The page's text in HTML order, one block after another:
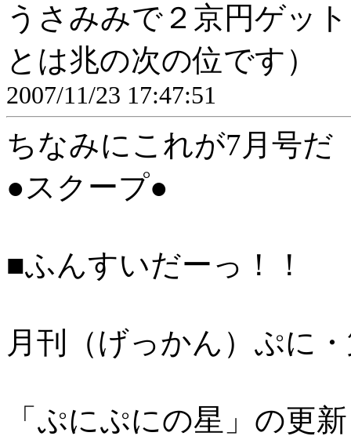
うさみみで２京円ゲッ
とは兆の次の位です）
2007/11/23 17:47:51
ちなみにこれが7月号だ
●スクープ●
■ふんすいだーっ！！
月刊（げっかん）ぷに
「ぷにぷにの星」の更